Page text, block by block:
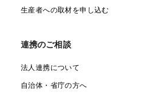
生産者への取材を申し込む
連携のご相談
法人連携について
自治体・省庁の方へ